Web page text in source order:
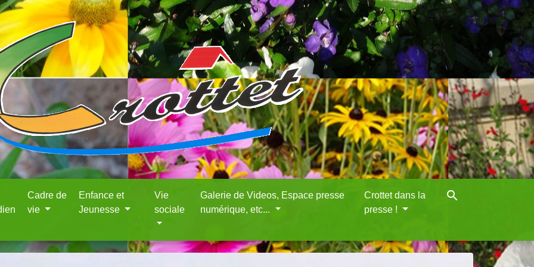
Cadre de
vie
Enfance et
Jeunesse
Vie
sociale
Galerie de Videos, Espace presse
numérique, etc...
Crottet dans la
presse !
search